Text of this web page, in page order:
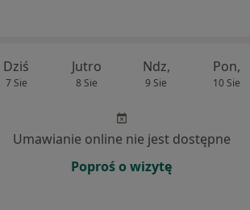
Dziś
7 Sie
Jutro
8 Sie
Ndz,
9 Sie
Pon,
10 Sie
Umawianie online nie jest dostępne
Poproś o wizytę